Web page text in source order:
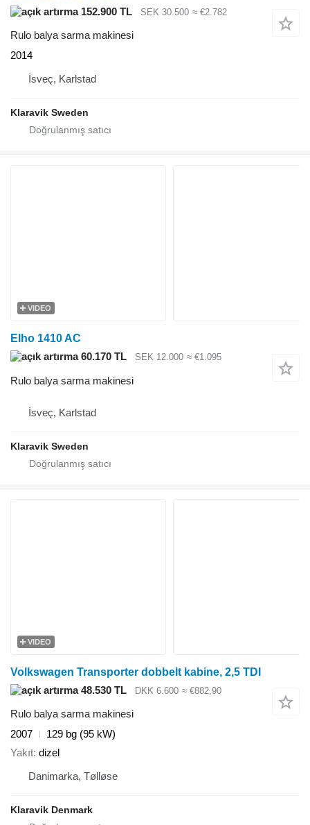
152.900 TL
SEK 30.500 ≈ €2.782
Rulo balya sarma makinesi
2014
İsveç, Karlstad
Klaravik Sweden
VIDEO
Elho 1410 AC
60.170 TL
SEK 12.000 ≈ €1.095
Rulo balya sarma makinesi
İsveç, Karlstad
Klaravik Sweden
VIDEO
Volkswagen Transporter dobbelt kabine, 2,5 TDI
48.530 TL
DKK 6.600 ≈ €882,90
Rulo balya sarma makinesi
2007
129 bg (95 kW)
Yakıt dizel
Danimarka, Tølløse
Klaravik Denmark